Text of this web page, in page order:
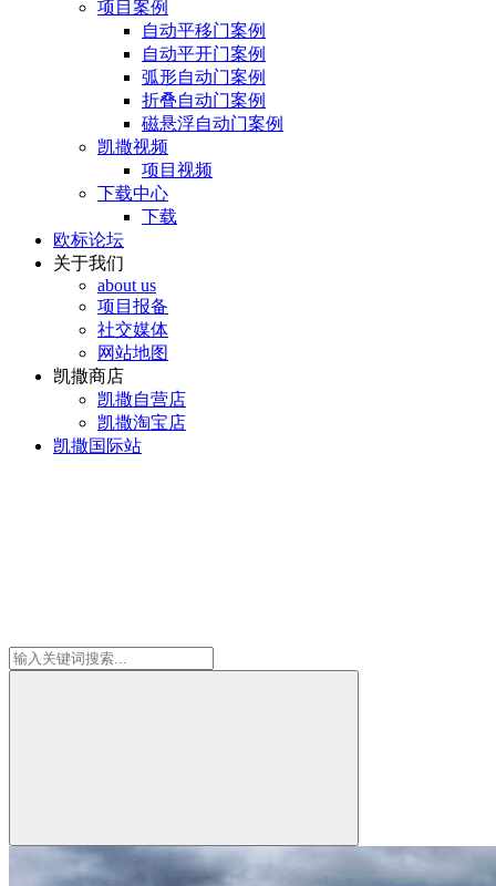
项目案例
自动平移门案例
自动平开门案例
弧形自动门案例
折叠自动门案例
磁悬浮自动门案例
凯撒视频
项目视频
下载中心
下载
欧标论坛
关于我们
about us
项目报备
社交媒体
网站地图
凯撒商店
凯撒自营店
凯撒淘宝店
凯撒国际站